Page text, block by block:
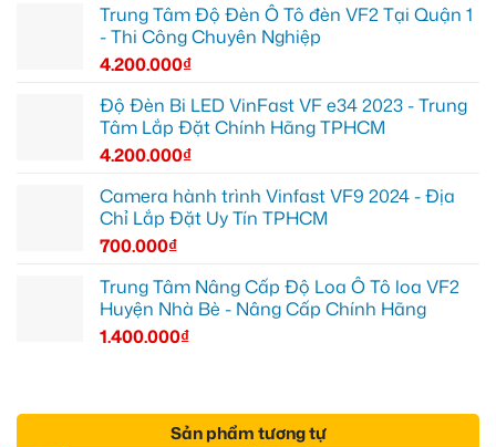
Trung Tâm Độ Đèn Ô Tô đèn VF2 Tại Quận 1
- Thi Công Chuyên Nghiệp
4.200.000₫
Độ Đèn Bi LED VinFast VF e34 2023 - Trung
Tâm Lắp Đặt Chính Hãng TPHCM
4.200.000₫
Camera hành trình Vinfast VF9 2024 - Địa
Chỉ Lắp Đặt Uy Tín TPHCM
700.000₫
Trung Tâm Nâng Cấp Độ Loa Ô Tô loa VF2
Huyện Nhà Bè - Nâng Cấp Chính Hãng
1.400.000₫
Sản phẩm tương tự